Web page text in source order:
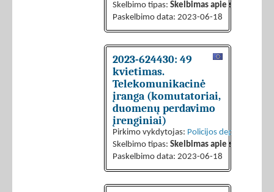
Skelbimo tipas: Skelbimas apie sutarties
Paskelbimo data: 2023-06-18
2023-624430: 49
kvietimas.
Telekomunikacinė
įranga (komutatoriai,
duomenų perdavimo
įrenginiai)
Pirkimo vykdytojas: Policijos
Skelbimo tipas: Skelbimas apie sutarties
Paskelbimo data: 2023-06-18